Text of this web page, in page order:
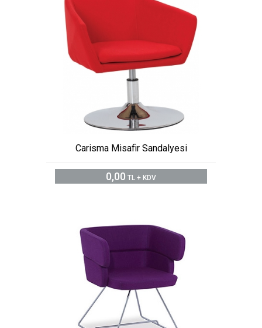
Carisma Misafir Sandalyesi
0,00 TL + KDV